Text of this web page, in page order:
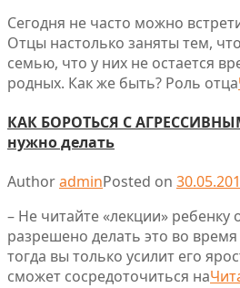
Сегодня не часто можно
Отцы настолько заняты тем,
семью, что у них не остается
родных. Как же быть? Роль отца
КАК БОРОТЬСЯ С
нужно делать
AuthoradminPosted on
– Не читайте «лекции» ребенку
разрешено делать это во
тогда вы только усилит его
сможет сосредоточиться на